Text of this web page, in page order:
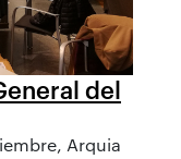
del
Arquia